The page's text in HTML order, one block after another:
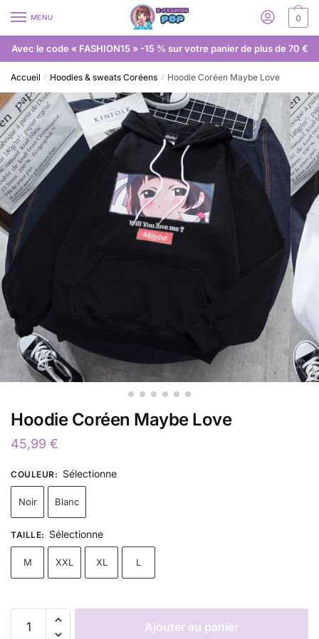
MENU 0
Avec le code « FASHION15 » -15 % sur votre panier de plus de 70 €
Accueil / Hoodies & sweats Coréens / Hoodie Coréen Maybe Love
Hoodie Coréen Maybe Love
45,99 €
COULEUR: Sélectionne
Noir Blanc
TAILLE: Sélectionne
M XXL XL L
Ajouter au panier